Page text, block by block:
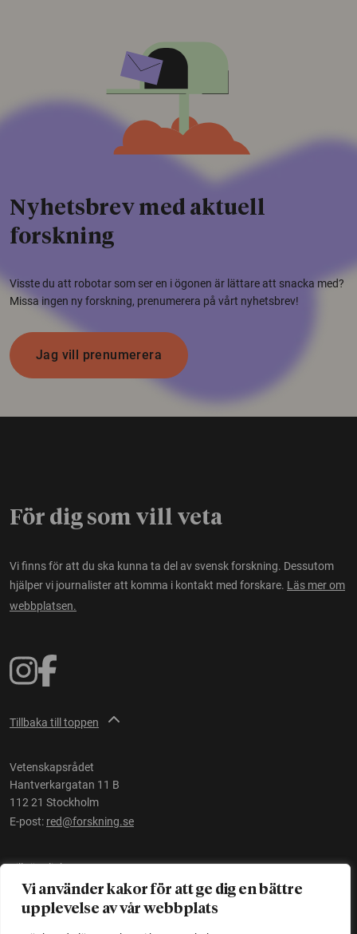
Vi använder kakor för att ge dig en bättre
upplevelse av vår webbplats
Nyhetsbrev med aktuell
forskning
Visste du att robotar som ser en i ögonen är lättare att snacka med?
Missa ingen ny forskning, prenumerera på vårt nyhetsbrev!
Jag vill prenumerera
För dig som vill veta
Vi finns för att du ska kunna ta del av svensk forskning. Dessutom
hjälper vi journalister att komma i kontakt med forskare. Läs mer om
webbplatsen.
Tillbaka till toppen
Vetenskapsrådet
Hantverkargatan 11 B
112 21 Stockholm
E-post: red@forskning.se
Tillgänglighet
Ett initiativ avVetenskapsrådet